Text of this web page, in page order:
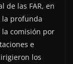
de las FAR, en
la profunda
comisión por
e
los